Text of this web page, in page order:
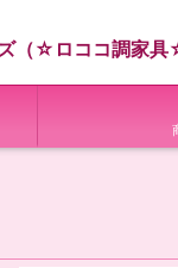
（☆ロココ調家